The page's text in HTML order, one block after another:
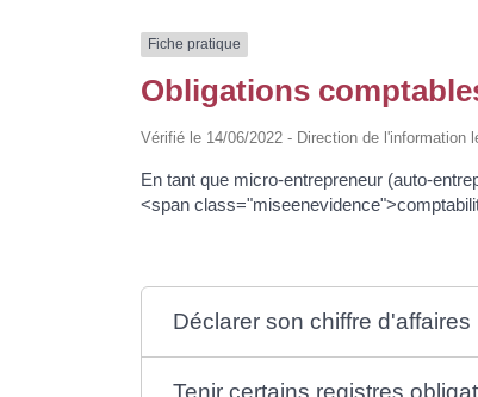
Fiche pratique
Obligations
Vérifié le 14/06/2022 - Direction de l'information
En tant que micro-entrepreneur (auto-
<span
Déclarer son chiffre d'affaires
Tenir certains registres